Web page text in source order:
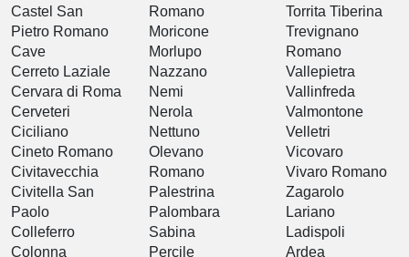
Castel San
Pietro Romano
Cave
Cerreto Laziale
Cervara di Roma
Cerveteri
Ciciliano
Cineto Romano
Civitavecchia
Civitella San
Paolo
Colleferro
Colonna
Romano
Moricone
Morlupo
Nazzano
Nemi
Nerola
Nettuno
Olevano
Romano
Palestrina
Palombara
Sabina
Percile
Torrita Tiberina
Trevignano
Romano
Vallepietra
Vallinfreda
Valmontone
Velletri
Vicovaro
Vivaro Romano
Zagarolo
Lariano
Ladispoli
Ardea